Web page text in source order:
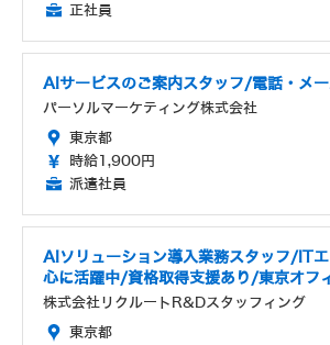
正社員
AIサービスのご案内スタッフ/電話・メ
パーソルマーケティング株式会社
東京都
時給1,900円
派遣社員
AIソリューション導入業務スタッフ/IT
心に活躍中/資格取得支援あり/東京オフ
株式会社リクルートR&Dスタッフィング
東京都